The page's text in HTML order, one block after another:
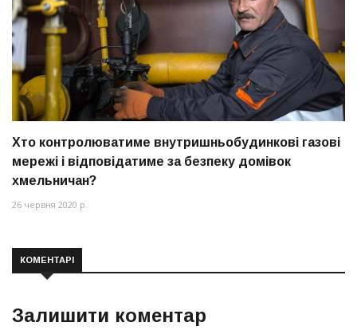
Хто контролюватиме внутришньобудинкові газові
мережі і відповідатиме за безпеку домівок
хмельничан?
26 червня 2020 р.
КОМЕНТАРІ
Залишити коментар